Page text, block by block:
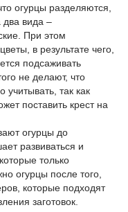
огурцы разделяются,
два вида –
При этом
в результате чего,
подсаживать
не делают, что
так как
поставить крест на
огурцы до
развиваться и
только
огурцы после того,
которые подходят
заготовок.